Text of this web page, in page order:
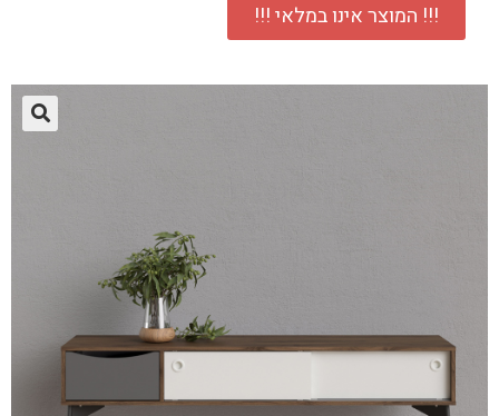
!!! המוצר אינו במלאי !!!